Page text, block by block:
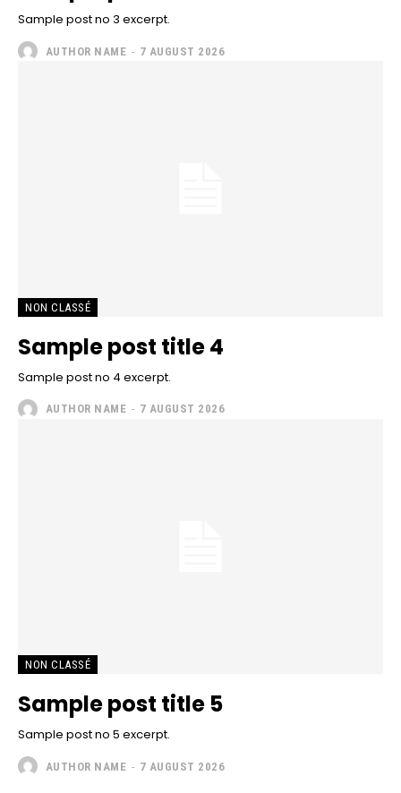
Sample post no 3 excerpt.
AUTHOR NAME - 7 AUGUST 2026
NON CLASSÉ
Sample post title 4
Sample post no 4 excerpt.
AUTHOR NAME - 7 AUGUST 2026
NON CLASSÉ
Sample post title 5
Sample post no 5 excerpt.
AUTHOR NAME - 7 AUGUST 2026